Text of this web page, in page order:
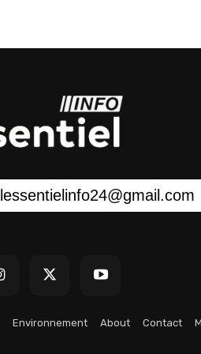
lessentielinfo24@gmail.com
Environnement About Contact